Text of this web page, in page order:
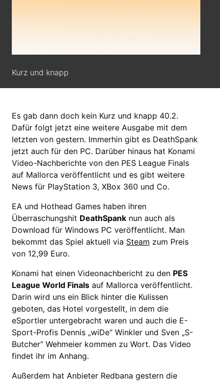
Kurz und knapp
Es gab dann doch kein Kurz und knapp 40.2.
Dafür folgt jetzt eine weitere Ausgabe mit dem
letzten von gestern. Immerhin gibt es DeathSpank
jetzt auch für den PC. Darüber hinaus hat Konami
Video-Nachberichte von den PES League Finals
auf Mallorca veröffentlicht und es gibt weitere
News für PlayStation 3, XBox 360 und Co.
EA und Hothead Games haben ihren
Überraschungshit DeathSpank nun auch als
Download für Windows PC veröffentlicht. Man
bekommt das Spiel aktuell via Steam zum Preis
von 12,99 Euro.
Konami hat einen Videonachbericht zu den PES
League World Finals auf Mallorca veröffentlicht.
Darin wird uns ein Blick hinter die Kulissen
geboten, das Hotel vorgestellt, in dem die
eSportler untergebracht waren und auch die E-
Sport-Profis Dennis „wiDe“ Winkler und Sven „S-
Butcher“ Wehmeier kommen zu Wort. Das Video
findet ihr im Anhang.
Außerdem hat Anbieter Redbana gestern die